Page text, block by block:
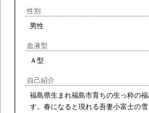
性別
男性
血液型
Ａ型
自己紹介
福島県生まれ福島市育ちの生っ粋の
す。春になると現れる吾妻小富士の